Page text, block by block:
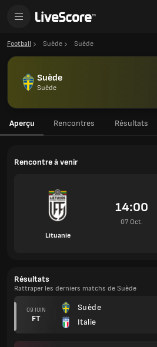
Football Suède Suède
Suède
Suède
Aperçu Rencontres Résultats
Rencontre à venir
Lituanie
14:00
07 Oct.
Résultats
Rattraper les derniers matchs de Suède
09 JUIN
FT
Suède
Italie